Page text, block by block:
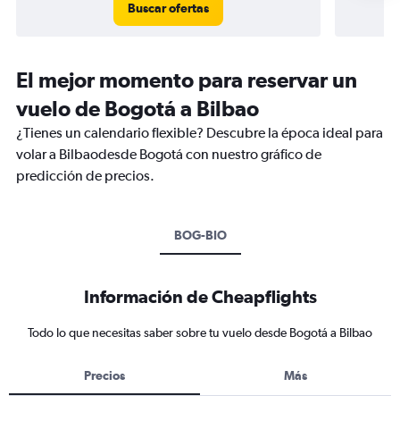
Buscar ofertas
El mejor momento para reservar un
vuelo de Bogotá a Bilbao
¿Tienes un calendario flexible? Descubre la época ideal para
volar a Bilbaodesde Bogotá con nuestro gráfico de
predicción de precios.
BOG-BIO
Información de Cheapflights
Todo lo que necesitas saber sobre tu vuelo desde Bogotá a Bilbao
Precios Más